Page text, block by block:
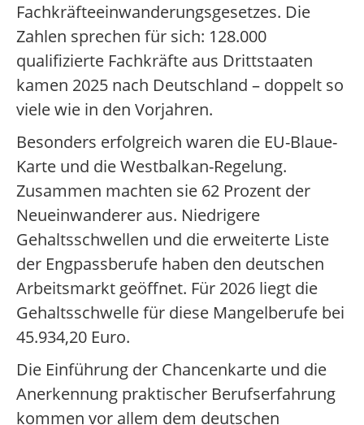
Fachkräfteeinwanderungsgesetzes. Die
Zahlen sprechen für sich: 128.000
qualifizierte Fachkräfte aus Drittstaaten
kamen 2025 nach Deutschland – doppelt so
viele wie in den Vorjahren.
Besonders erfolgreich waren die EU-Blaue-
Karte und die Westbalkan-Regelung.
Zusammen machten sie 62 Prozent der
Neueinwanderer aus. Niedrigere
Gehaltsschwellen und die erweiterte Liste
der Engpassberufe haben den deutschen
Arbeitsmarkt geöffnet. Für 2026 liegt die
Gehaltsschwelle für diese Mangelberufe bei
45.934,20 Euro.
Die Einführung der Chancenkarte und die
Anerkennung praktischer Berufserfahrung
kommen vor allem dem deutschen